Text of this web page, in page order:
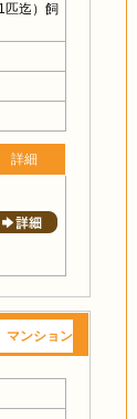
迄）飼
詳細
マンション